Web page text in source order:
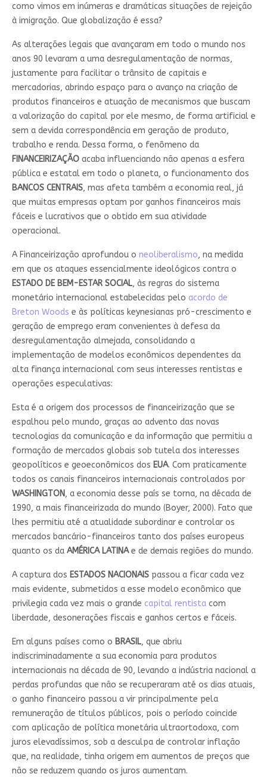
como vimos em inúmeras e dramáticas situações de rejeição
à imigração. Que globalização é essa?
As alterações legais que avançaram em todo o mundo nos
anos 90 levaram a uma desregulamentação de normas,
justamente para facilitar o trânsito de capitais e
mercadorias, abrindo espaço para o avanço na criação de
produtos financeiros e atuação de mecanismos que buscam
a valorização do capital por ele mesmo, de forma artificial e
sem a devida correspondência em geração de produto,
trabalho e renda. Dessa forma, o fenômeno da
FINANCEIRIZAÇÃOacaba influenciando não apenas a esfera
pública e estatal em todo o planeta, o funcionamento dos
BANCOS CENTRAIS, mas afeta também a economia real, já
que muitas empresas optam por ganhos financeiros mais
fáceis e lucrativos que o obtido em sua atividade
operacional.
A Financeirização aprofundou o neoliberalismo, na medida
em que os ataques essencialmente ideológicos contra o
ESTADO DE BEM-ESTAR SOCIAL, às regras do sistema
monetário internacional estabelecidas pelo acordo de
Breton Woods e às políticas keynesianas pró-crescimento e
geração de emprego eram convenientes à defesa da
desregulamentação almejada, consolidando a
implementação de modelos econômicos dependentes da
alta finança internacional com seus interesses rentistas e
operações especulativas:
Esta é a origem dos processos de financeirização que se
espalhou pelo mundo, graças ao advento das novas
tecnologias da comunicação e da informação que permitiu a
formação de mercados globais sob tutela dos interesses
geopolíticos e geoeconômicos dos EUA. Com praticamente
todos os canais financeiros internacionais controlados por
WASHINGTON, a economia desse país se torna, na década de
1990, a mais financeirizada do mundo (Boyer, 2000). Fato que
lhes permitiu até a atualidade subordinar e controlar os
mercados bancário-financeiros tanto dos países europeus
quanto os da AMÉRICA LATINAe de demais regiões do mundo.
A captura dos ESTADOS NACIONAISpassou a ficar cada vez
mais evidente, submetidos a esse modelo econômico que
privilegia cada vez mais o grande capital rentistacom
liberdade, desonerações fiscais e ganhos certos e fáceis.
Em alguns países como o BRASIL, que abriu
indiscriminadamente a sua economia para produtos
internacionais na década de 90, levando a indústria nacional a
perdas profundas que não se recuperaram até os dias atuais,
o ganho financeiro passou a vir principalmente pela
remuneração de títulos públicos, pois o período coincide
com aplicação de política monetária ultraortodoxa, com
juros elevadíssimos, sob a desculpa de controlar inflação
que, na realidade, tinha origem em aumentos de preços que
não se reduzem quando os juros aumentam.